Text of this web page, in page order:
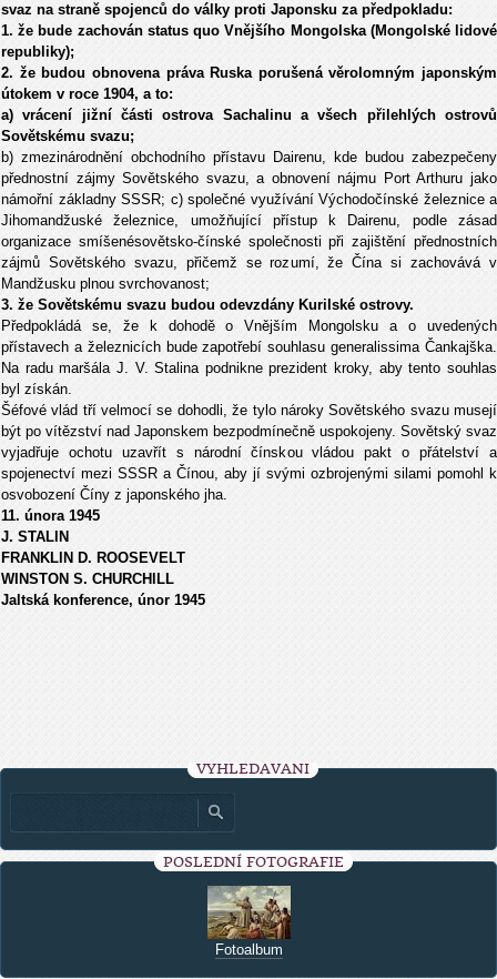
svaz na straně spojenců do války proti Japonsku za předpokladu:
1. že bude zachován status quo Vnějšího Mongolska (Mongolské lidové
republiky);
2. že budou obnovena práva Ruska porušená věrolomným japonským
útokem v roce 1904, a to:
a) vrácení jižní části ostrova Sachalinu a všech přilehlých ostrovů
Sovětskému svazu;
b) zmezinárodnění obchodního přístavu Dairenu, kde budou zabezpečeny
přednostní zájmy Sovětského svazu, a obnovení nájmu Port Arthuru jako
námořní základny SSSR; c) společné využívání Východočínské železnice a
Jihomandžuské železnice, umožňující přístup k Dairenu, podle zásad
organizace smíšenésovětsko-čínské společnosti při zajištění přednostních
zájmů Sovětského svazu, přičemž se rozumí, že Čína si zachovává v
Mandžusku plnou svrchovanost;
3. že Sovětskému svazu budou odevzdány Kurilské ostrovy.
Předpokládá se, že k dohodě o Vnějším Mongolsku a o uvedených
přístavech a železnicích bude zapotřebí souhlasu generalissima Čankajška.
Na radu maršála J. V. Stalina podnikne prezident kroky, aby tento souhlas
byl získán.
Šéfové vlád tří velmocí se dohodli, že tylo nároky Sovětského svazu musejí
být po vítězství nad Japonskem bezpodmínečně uspokojeny. Sovětský svaz
vyjadřuje ochotu uzavřít s národní čínskou vládou pakt o přátelství a
spojenectví mezi SSSR a Čínou, aby jí svými ozbrojenými silami pomohl k
osvobození Číny z japonského jha.
11. února 1945
J. STALlN
FRANKLlN D. ROOSEVELT
WINSTON S. CHURCHlLL
Jaltská konference, únor 1945
VYHLEDÁVÁNÍ
POSLEDNÍ FOTOGRAFIE
Fotoalbum